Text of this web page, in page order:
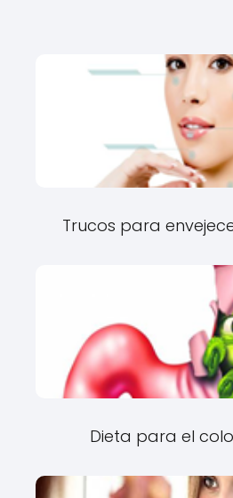
Trucos para
Dieta para el